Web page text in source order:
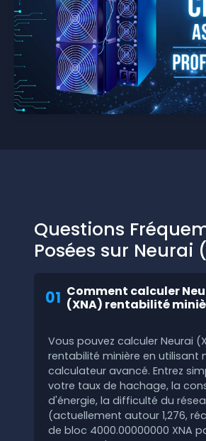
Questions
Posées sur Neurai
01 Comment calculer
(XNA) rentabilité
Vous pouvez calculer Neurai
rentabilité minière en utilisant
calculateur avancé. Entrez
votre taux de hachage, la
d'énergie, la difficulté du
(actuellement autour 1,276,
de bloc 4000.00000000 XNA